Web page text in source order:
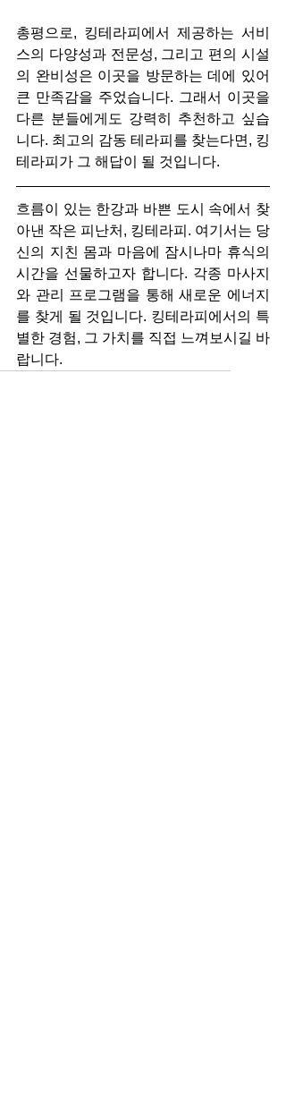
총평으로, 킹테라피에서 제공하는 서비
스의 다양성과 전문성, 그리고 편의 시설
의 완비성은 이곳을 방문하는 데에 있어
큰 만족감을 주었습니다. 그래서 이곳을
다른 분들에게도 강력히 추천하고 싶습
니다. 최고의 감동 테라피를 찾는다면, 킹
테라피가 그 해답이 될 것입니다.
흐름이 있는 한강과 바쁜 도시 속에서 찾
아낸 작은 피난처, 킹테라피. 여기서는 당
신의 지친 몸과 마음에 잠시나마 휴식의
시간을 선물하고자 합니다. 각종 마사지
와 관리 프로그램을 통해 새로운 에너지
를 찾게 될 것입니다. 킹테라피에서의 특
별한 경험, 그 가치를 직접 느껴보시길 바
랍니다.